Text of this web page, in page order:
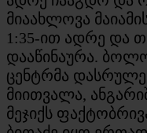
მიაახლოვა
1:35-ით ადრე და
დააწინაურა.
ცენტრმა
მიითვალა,
მეჯიქს